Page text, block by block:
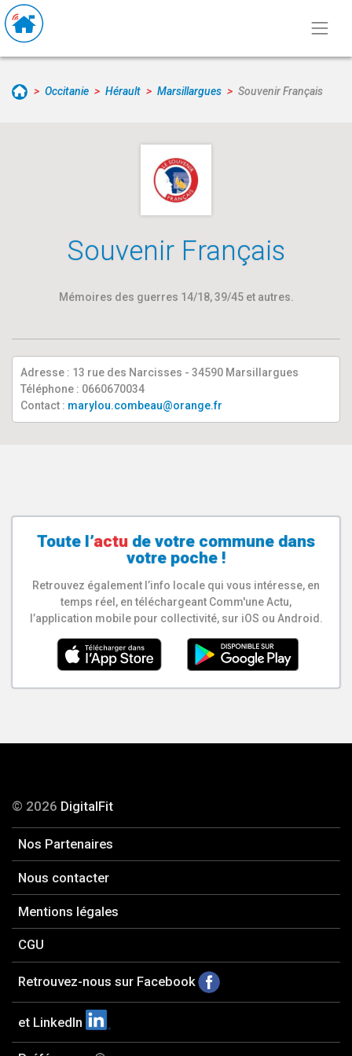
Occitanie Hérault Marsillargues Souvenir Français
Souvenir Français
Mémoires des guerres 14/18, 39/45 et autres.
Adresse : 13 rue des Narcisses - 34590 Marsillargues
Téléphone : 0660670034
Contact : marylou.combeau@orange.fr
Toute l’actu de votre commune dans
votre poche !
Retrouvez également l’info locale qui vous intéresse, en
temps réel, en téléchargeant Comm'une Actu,
l’application mobile pour collectivité, sur iOS ou Android.
© 2026 DigitalFit
Nos Partenaires
Nous contacter
Mentions légales
CGU
Retrouvez-nous sur Facebook
et LinkedIn